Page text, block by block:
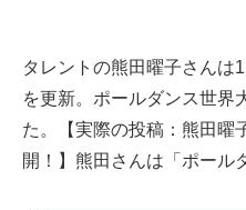
タレントの熊田曜子さんは
を更新。ポールダンス世界
た。【実際の投稿：熊田曜
開！】熊田さんは「ポール